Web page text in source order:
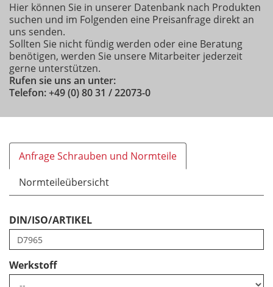
Hier können Sie in unserer Datenbank nach Produkten
suchen und im Folgenden eine Preisanfrage direkt an
uns senden.
Sollten Sie nicht fündig werden oder eine Beratung
benötigen, werden Sie unsere Mitarbeiter jederzeit
gerne unterstützen.
Rufen sie uns an unter:
Telefon: +49 (0) 80 31 / 22073-0
Anfrage Schrauben und Normteile
Normteileübersicht
DIN/ISO/ARTIKEL
Werkstoff